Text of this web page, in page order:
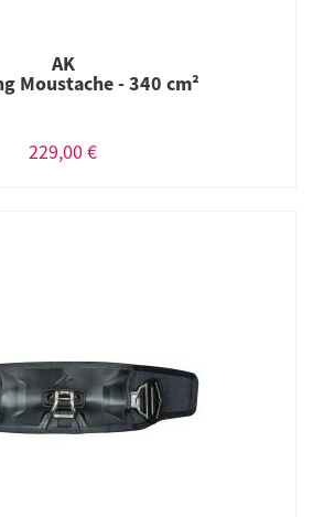
AK
Moustache - 340 cm²
229,00 €